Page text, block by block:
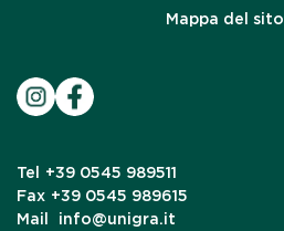
Mappa del sito
Tel
+39 0545 989511
Fax +39 0545 989615
Mail
info@unigra.it